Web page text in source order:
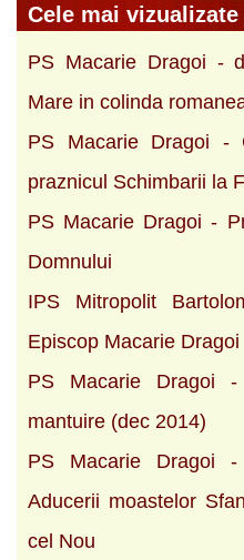
Cele mai
PS Macarie Dragoi -
Mare in colinda
PS Macarie Dragoi -
praznicul Schimbarii la
PS Macarie Dragoi -
Domnului
IPS Mitropolit
Episcop Macarie Dragoi
PS Macarie Dragoi
mantuire (dec 2014)
PS Macarie Dragoi
Aducerii moastelor
cel Nou